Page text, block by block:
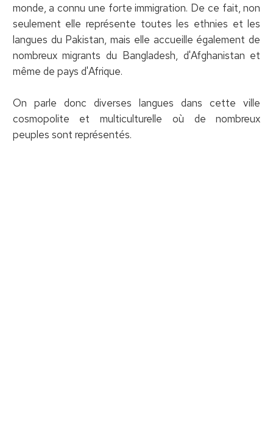
monde, a connu une forte immigration. De ce fait, non
seulement elle représente toutes les ethnies et les
langues du Pakistan, mais elle accueille également de
nombreux migrants du Bangladesh, d'Afghanistan et
même de pays d'Afrique.
On parle donc diverses langues dans cette ville
cosmopolite et multiculturelle où de nombreux
peuples sont représentés.